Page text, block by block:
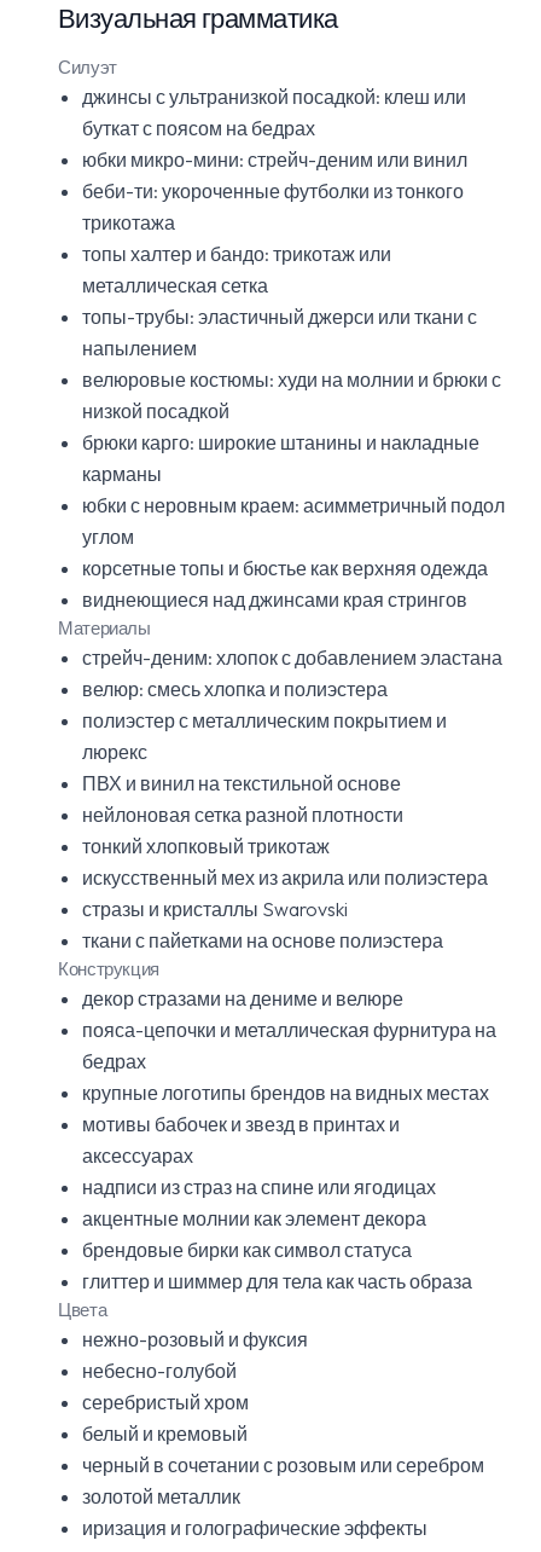
Визуальная грамматика
Силуэт
джинсы с ультранизкой посадкой: клеш или
буткат с поясом на бедрах
юбки микро-мини: стрейч-деним или винил
беби-ти: укороченные футболки из тонкого
трикотажа
топы халтер и бандо: трикотаж или
металлическая сетка
топы-трубы: эластичный джерси или ткани с
напылением
велюровые костюмы: худи на молнии и брюки с
низкой посадкой
брюки карго: широкие штанины и накладные
карманы
юбки с неровным краем: асимметричный подол
углом
корсетные топы и бюстье как верхняя одежда
виднеющиеся над джинсами края стрингов
Материалы
стрейч-деним: хлопок с добавлением эластана
велюр: смесь хлопка и полиэстера
полиэстер с металлическим покрытием и
люрекс
ПВХ и винил на текстильной основе
нейлоновая сетка разной плотности
тонкий хлопковый трикотаж
искусственный мех из акрила или полиэстера
стразы и кристаллы Swarovski
ткани с пайетками на основе полиэстера
Конструкция
декор стразами на дениме и велюре
пояса-цепочки и металлическая фурнитура на
бедрах
крупные логотипы брендов на видных местах
мотивы бабочек и звезд в принтах и
аксессуарах
надписи из страз на спине или ягодицах
акцентные молнии как элемент декора
брендовые бирки как символ статуса
глиттер и шиммер для тела как часть образа
Цвета
нежно-розовый и фуксия
небесно-голубой
серебристый хром
белый и кремовый
черный в сочетании с розовым или серебром
золотой металлик
иризация и голографические эффекты